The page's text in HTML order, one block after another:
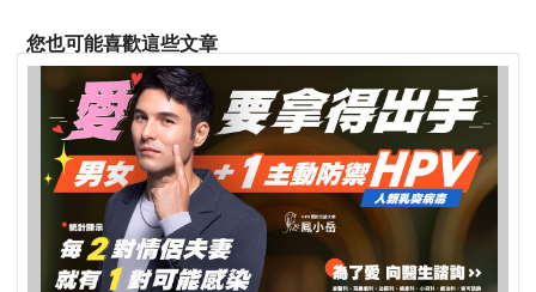
您也可能喜歡這些文章